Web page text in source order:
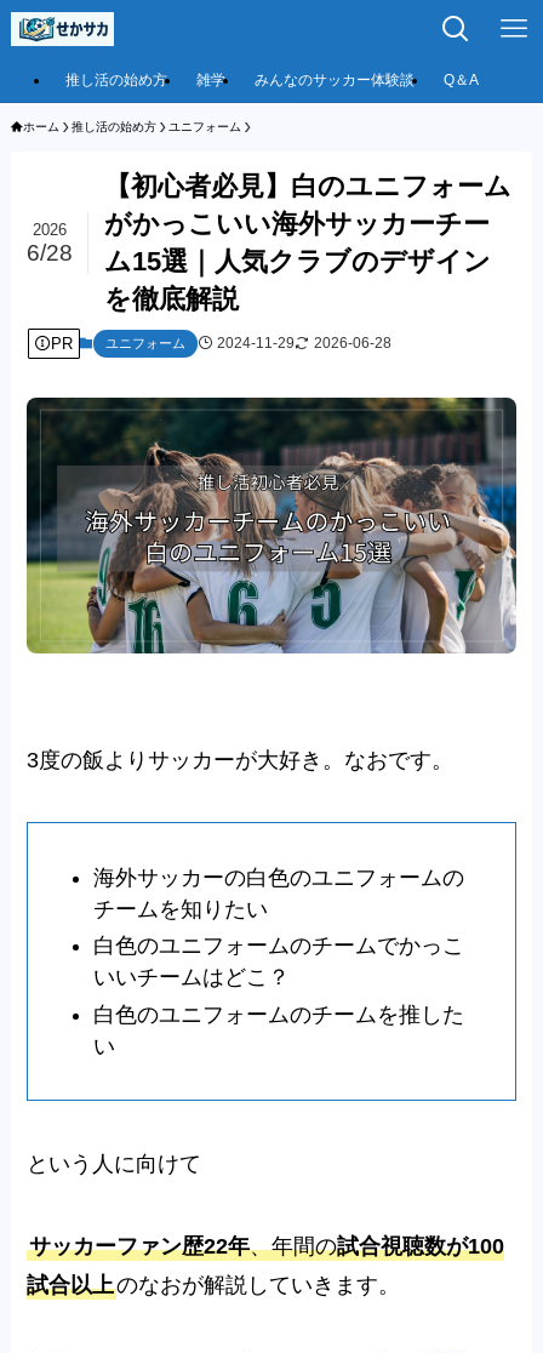
推し活の始め方 雑学 みんなのサッカー体験談 Q＆A
ホーム 推し活の始め方 ユニフォーム
【初心者必見】白のユニフォーム
がかっこいい海外サッカーチー
ム15選｜人気クラブのデザイン
を徹底解説
2026
6/28
PR ユニフォーム 2024-11-29 2026-06-28
3度の飯よりサッカーが大好き。なおです。
海外サッカーの白色のユニフォームの
チームを知りたい
白色のユニフォームのチームでかっこ
いいチームはどこ？
白色のユニフォームのチームを推した
い
という人に向けて
サッカーファン歴22年、年間の試合視聴数が100
試合以上のなおが解説していきます。